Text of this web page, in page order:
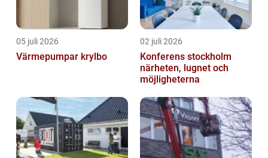
05 juli 2026
Värmepumpar krylbo
02 juli 2026
Konferens stockholm
närheten, lugnet och
möjligheterna